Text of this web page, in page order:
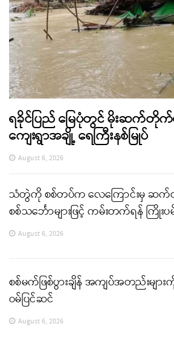
ရခိုင်ပြည် မြေပုံတွင် မိုးဆက်တိုက်
ကျေးရွာအချို့ ရေကြီးနစ်မြုပ်
August 6, 2026
သံတွဲကို စစ်တပ်က လေကြောင်းမှ ဆက်တို
စစ်သင်္ဘောများဖြင့် ကမ်းတက်ရန် ကြိုးပ
August 6, 2026
စစ်မက်ဖြစ်ပွားချိန် အကျပ်အတည်းမျ
ဝမ်ပြင်ဆင်
August 6, 2026